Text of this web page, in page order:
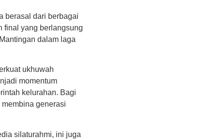
berasal dari berbagai
final yang berlangsung
dalam laga
ukhuwah
momentum
kelurahan. Bagi
generasi
silaturahmi, ini juga